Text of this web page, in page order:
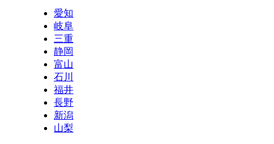
愛知
岐阜
三重
静岡
富山
石川
福井
長野
新潟
山梨